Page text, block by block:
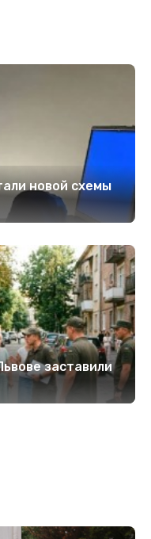
новой схемы
заставили